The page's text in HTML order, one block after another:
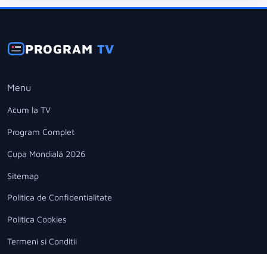
PROGRAMTV
Menu
Acum la TV
Program Complet
Cupa Mondială 2026
Sitemap
Politica de Confidentialitate
Politica Cookies
Termeni si Conditii